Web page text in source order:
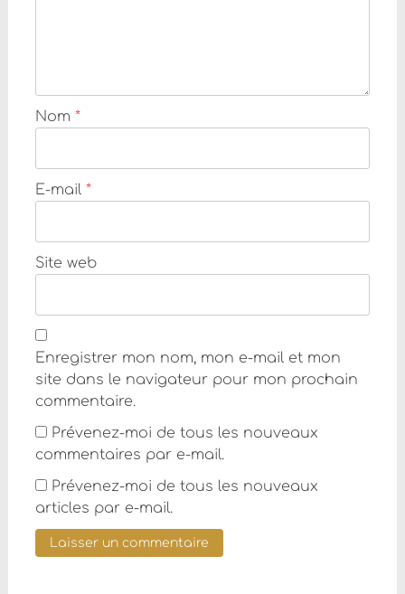
Nom *
E-mail *
Site web
Enregistrer mon nom, mon e-mail et mon
site dans le navigateur pour mon prochain
commentaire.
Prévenez-moi de tous les nouveaux
commentaires par e-mail.
Prévenez-moi de tous les nouveaux
articles par e-mail.